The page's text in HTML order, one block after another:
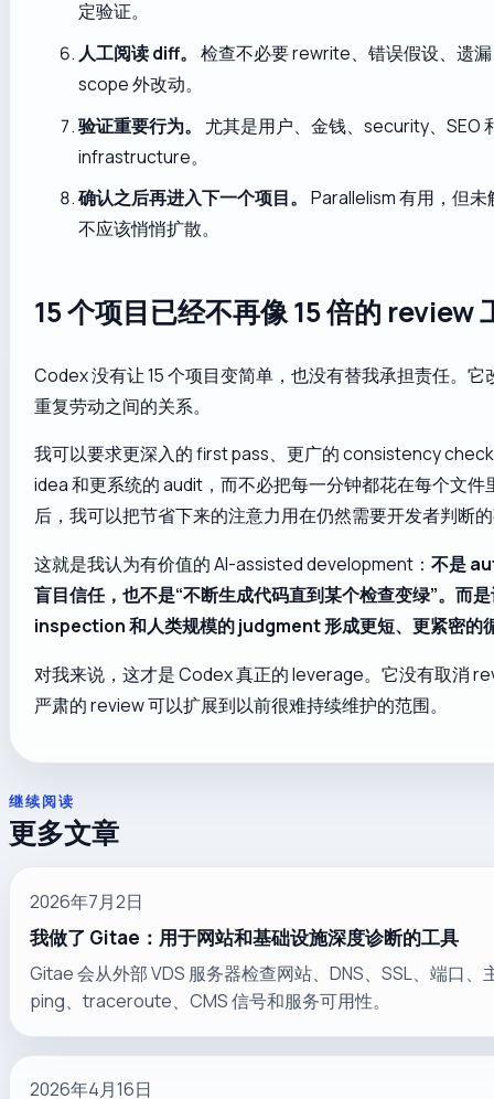
定验证。
人工阅读 diff。 检查不必要 rewrite、错误假设、遗
scope 外改动。
验证重要行为。
尤其是用户、金钱、security、SEO
infrastructure。
确认之后再进入下一个项目。 Parallelism 有用，但
不应该悄悄扩散。
15 个项目已经不再像 15 倍的 review
Codex 没有让 15 个项目变简单，也没有替我承担责任。它
重复劳动之间的关系。
我可以要求更深入的 first pass、更广的 consistency
idea 和更系统的 audit，而不必把每一分钟都花在每个文件
后，我可以把节省下来的注意力用在仍然需要开发者判断
这就是我认为有价值的 AI-assisted development：不是
盲目信任，也不是“不断生成代码直到某个检查变绿”。而
inspection 和人类规模的 judgment 形成更短、更紧密的
对我来说，这才是 Codex 真正的 leverage。它没有取消
严肃的 review 可以扩展到以前很难持续维护的范围。
继续阅读
更多文章
2026年7月2日
我做了 Gitae：用于网站和基础设施深度诊断的工具
Gitae 会从外部 VDS 服务器检查网站、DNS、SSL、端口、
ping、traceroute、CMS 信号和服务可用性。
2026年4月16日